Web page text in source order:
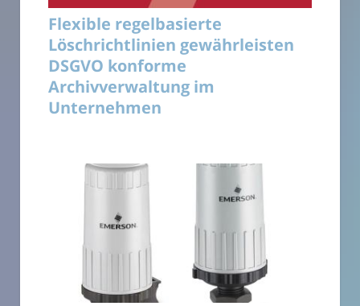
Flexible regelbasierte
Löschrichtlinien gewährleisten
DSGVO konforme
Archivverwaltung im
Unternehmen